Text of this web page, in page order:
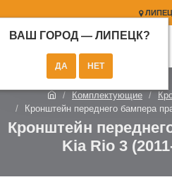
ВАШ ГОРОД — ЛИПЕЦК?
Комплектующие
Кронштейн переднего бампера
Кронштейн
Kia Rio 3